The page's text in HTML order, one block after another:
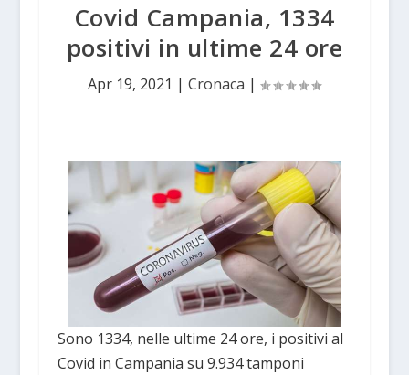
Covid Campania, 1334
positivi in ultime 24 ore
Apr 19, 2021 |Cronaca |
Sono 1334, nelle ultime 24 ore, i positivi al
Covid in Campania su 9.934 tamponi